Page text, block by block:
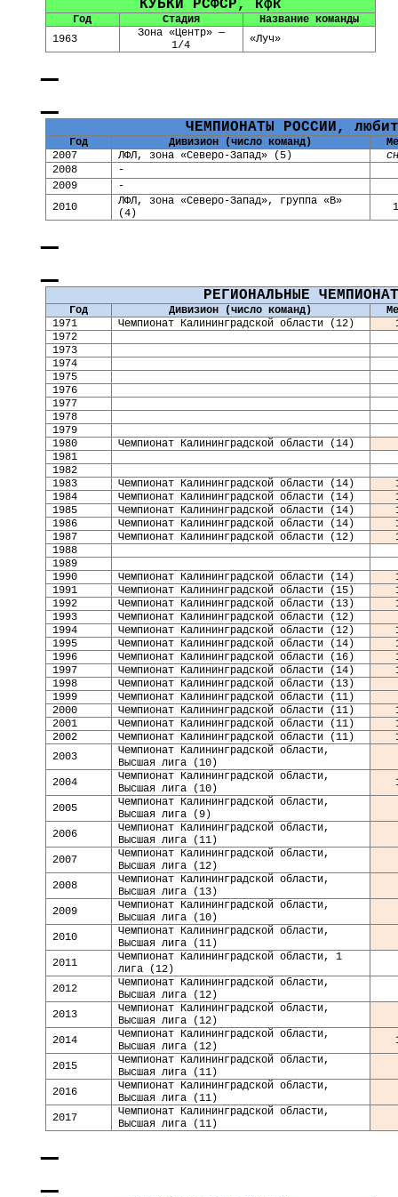
КУБКИ РСФСР, кфк
Год Стадия
Название команды
1963
Зона «Центр» —
1/4
«Луч»
ЧЕМПИОНАТЫ РОССИИ,
Год Дивизион (число команд)
2007
ЛФЛ, зона «Северо-Запад» (5)
2008
-
2009
-
2010
ЛФЛ, зона «Северо-Запад», группа «В»
(4)
РЕГИОНАЛЬНЫЕ
Год Дивизион (число команд)
1971
Чемпионат Калининградской области (12)
1972
1973
1974
1975
1976
1977
1978
1979
1980
Чемпионат Калининградской области (14)
1981
1982
1983
Чемпионат Калининградской области (14)
1984
Чемпионат Калининградской области (14)
1985
Чемпионат Калининградской области (14)
1986
Чемпионат Калининградской области (14)
1987
Чемпионат Калининградской области (12)
1988
1989
1990
Чемпионат Калининградской области (14)
1991 Чемпионат Калининградской области (15)
1992
Чемпионат Калининградской области (13)
1993
Чемпионат Калининградской области (12)
1994
Чемпионат Калининградской области (12)
1995
Чемпионат Калининградской области (14)
1996
Чемпионат Калининградской области (16)
1997
Чемпионат Калининградской области (14)
1998
Чемпионат Калининградской области (13)
1999
Чемпионат Калининградской области (11)
2000
Чемпионат Калининградской области (11)
2001
Чемпионат Калининградской области (11)
2002
Чемпионат Калининградской области (11)
2003
Чемпионат Калининградской области,
Высшая лига (10)
2004
Чемпионат Калининградской области,
Высшая лига (10)
2005
Чемпионат Калининградской области,
Высшая лига (9)
2006
Чемпионат Калининградской области,
Высшая лига (11)
2007
Чемпионат Калининградской области,
Высшая лига (12)
2008
Чемпионат Калининградской области,
Высшая лига (13)
2009
Чемпионат Калининградской области,
Высшая лига (10)
2010
Чемпионат Калининградской области,
Высшая лига (11)
2011
Чемпионат Калининградской области, 1
лига (12)
2012
Чемпионат Калининградской области,
Высшая лига (12)
2013
Чемпионат Калининградской области,
Высшая лига (12)
2014
Чемпионат Калининградской области,
Высшая лига (12)
2015
Чемпионат Калининградской области,
Высшая лига (11)
2016
Чемпионат Калининградской области,
Высшая лига (11)
2017
Чемпионат Калининградской области,
Высшая лига (11)